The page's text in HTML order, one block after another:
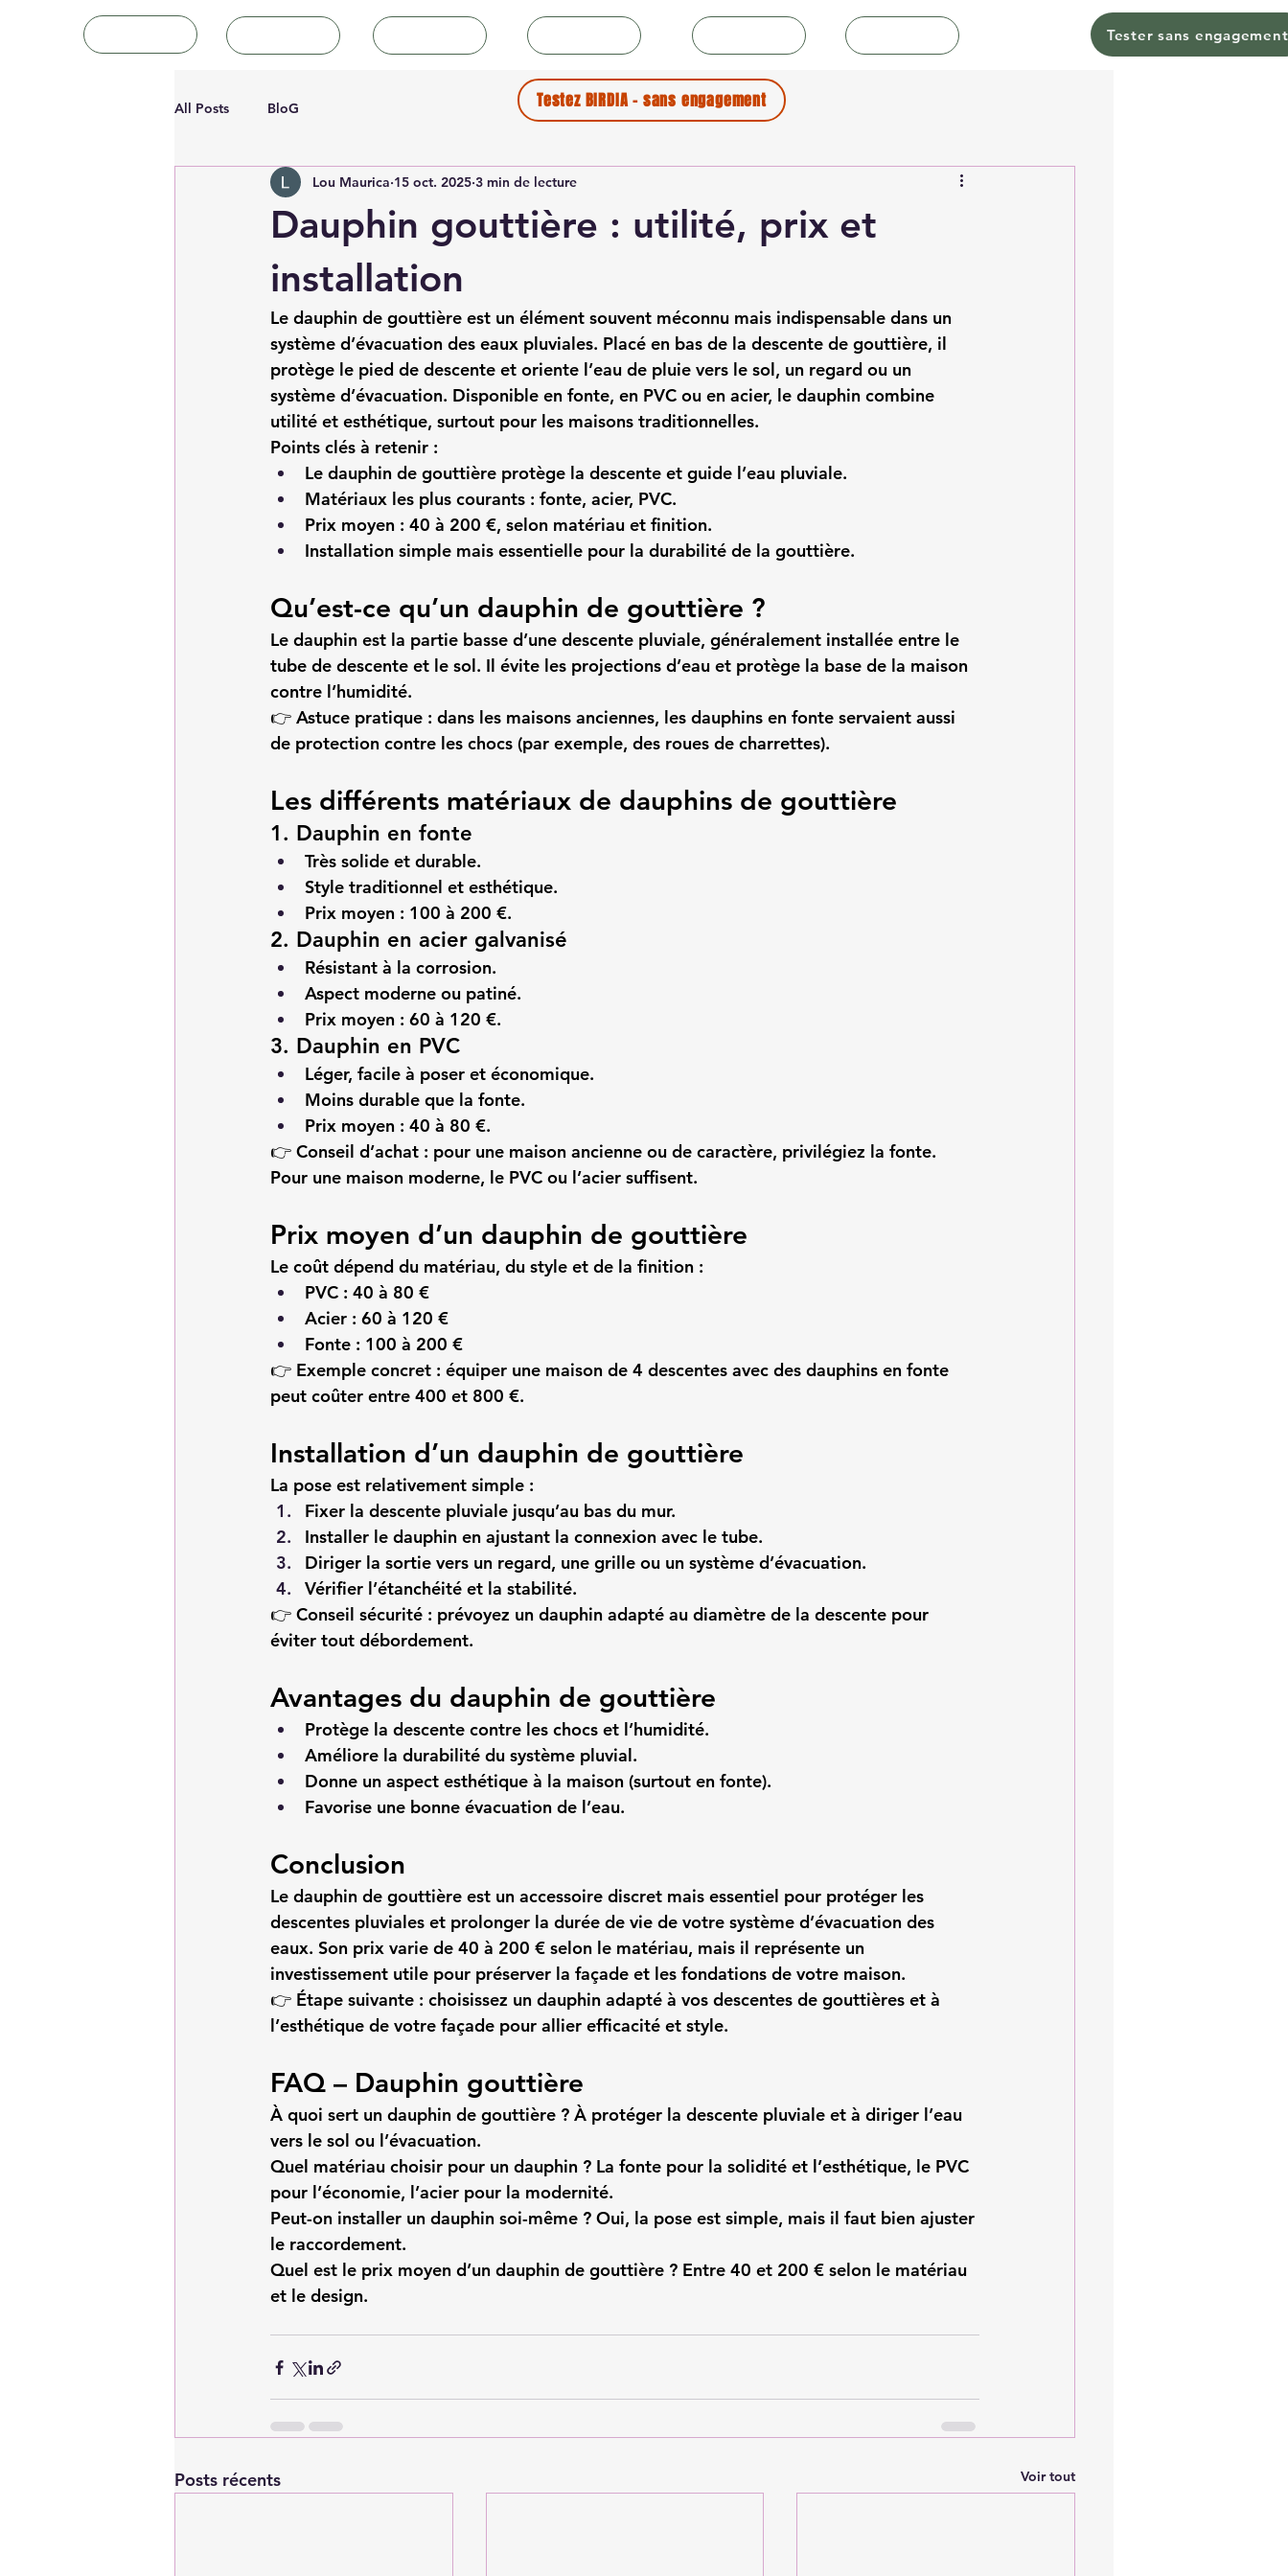
Tester sans engagement
All Posts BloG
Dauphin gouttière : utilité, prix et
installation
Lou Maurica 15 oct. 2025 3 min de lecture
Le dauphin de gouttière est un élément souvent méconnu mais indispensable dans un
système d’évacuation des eaux pluviales. Placé en bas de la descente de gouttière, il
protège le pied de descente et oriente l’eau de pluie vers le sol, un regard ou un
système d’évacuation. Disponible en fonte, en PVC ou en acier, le dauphin combine
utilité et esthétique, surtout pour les maisons traditionnelles.
Points clés à retenir :
Le dauphin de gouttière protège la descente et guide l’eau pluviale.
Matériaux les plus courants : fonte, acier, PVC.
Prix moyen : 40 à 200 €, selon matériau et finition.
Installation simple mais essentielle pour la durabilité de la gouttière.
Qu’est-ce qu’un dauphin de gouttière ?
Le dauphin est la partie basse d’une descente pluviale, généralement installée entre le
tube de descente et le sol. Il évite les projections d’eau et protège la base de la maison
contre l’humidité.
👉 Astuce pratique : dans les maisons anciennes, les dauphins en fonte servaient aussi
de protection contre les chocs (par exemple, des roues de charrettes).
Les différents matériaux de dauphins de gouttière
1. Dauphin en fonte
Très solide et durable.
Style traditionnel et esthétique.
Prix moyen : 100 à 200 €.
2. Dauphin en acier galvanisé
Résistant à la corrosion.
Aspect moderne ou patiné.
Prix moyen : 60 à 120 €.
3. Dauphin en PVC
Léger, facile à poser et économique.
Moins durable que la fonte.
Prix moyen : 40 à 80 €.
👉 Conseil d’achat : pour une maison ancienne ou de caractère, privilégiez la fonte.
Pour une maison moderne, le PVC ou l’acier suffisent.
Prix moyen d’un dauphin de gouttière
Le coût dépend du matériau, du style et de la finition :
PVC : 40 à 80 €
Acier : 60 à 120 €
Fonte : 100 à 200 €
👉 Exemple concret : équiper une maison de 4 descentes avec des dauphins en fonte
peut coûter entre 400 et 800 €.
Installation d’un dauphin de gouttière
La pose est relativement simple :
Fixer la descente pluviale jusqu’au bas du mur.
Installer le dauphin en ajustant la connexion avec le tube.
Diriger la sortie vers un regard, une grille ou un système d’évacuation.
Vérifier l’étanchéité et la stabilité.
👉 Conseil sécurité : prévoyez un dauphin adapté au diamètre de la descente pour
éviter tout débordement.
Avantages du dauphin de gouttière
Protège la descente contre les chocs et l’humidité.
Améliore la durabilité du système pluvial.
Donne un aspect esthétique à la maison (surtout en fonte).
Favorise une bonne évacuation de l’eau.
Conclusion
Le dauphin de gouttière est un accessoire discret mais essentiel pour protéger les
descentes pluviales et prolonger la durée de vie de votre système d’évacuation des
eaux. Son prix varie de 40 à 200 € selon le matériau, mais il représente un
investissement utile pour préserver la façade et les fondations de votre maison.
👉 Étape suivante : choisissez un dauphin adapté à vos descentes de gouttières et à
l’esthétique de votre façade pour allier efficacité et style.
FAQ – Dauphin gouttière
À quoi sert un dauphin de gouttière ? À protéger la descente pluviale et à diriger l’eau
vers le sol ou l’évacuation.
Quel matériau choisir pour un dauphin ? La fonte pour la solidité et l’esthétique, le PVC
pour l’économie, l’acier pour la modernité.
Peut-on installer un dauphin soi-même ? Oui, la pose est simple, mais il faut bien ajuster
le raccordement.
Quel est le prix moyen d’un dauphin de gouttière ? Entre 40 et 200 € selon le matériau
et le design.
Posts récents Voir tout
Testez BIRDIA - sans engagement